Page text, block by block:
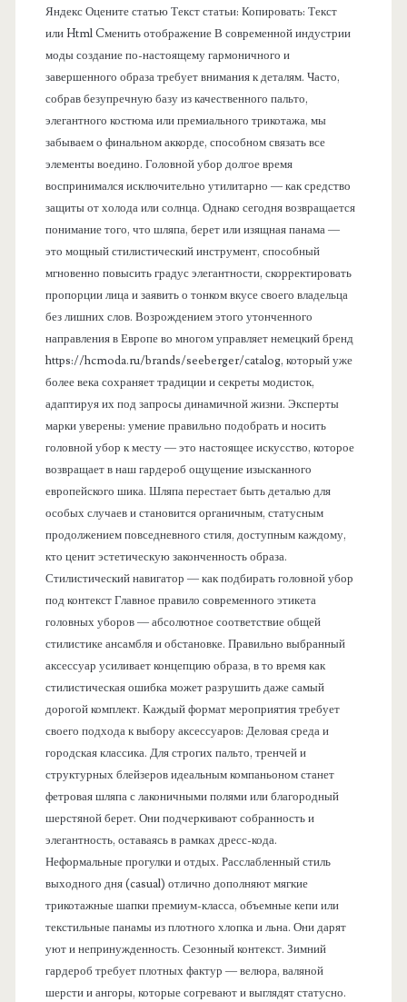
Яндекс Оцените статью Текст статьи: Копировать: Текст
или Html Cменить отображение В современной индустрии
моды создание по-настоящему гармоничного и
завершенного образа требует внимания к деталям. Часто,
собрав безупречную базу из качественного пальто,
элегантного костюма или премиального трикотажа, мы
забываем о финальном аккорде, способном связать все
элементы воедино. Головной убор долгое время
воспринимался исключительно утилитарно — как средство
защиты от холода или солнца. Однако сегодня возвращается
понимание того, что шляпа, берет или изящная панама —
это мощный стилистический инструмент, способный
мгновенно повысить градус элегантности, скорректировать
пропорции лица и заявить о тонком вкусе своего владельца
без лишних слов. Возрождением этого утонченного
направления в Европе во многом управляет немецкий бренд
https://hcmoda.ru/brands/seeberger/catalog, который уже
более века сохраняет традиции и секреты модисток,
адаптируя их под запросы динамичной жизни. Эксперты
марки уверены: умение правильно подобрать и носить
головной убор к месту — это настоящее искусство, которое
возвращает в наш гардероб ощущение изысканного
европейского шика. Шляпа перестает быть деталью для
особых случаев и становится органичным, статусным
продолжением повседневного стиля, доступным каждому,
кто ценит эстетическую законченность образа.
Стилистический навигатор — как подбирать головной убор
под контекст Главное правило современного этикета
головных уборов — абсолютное соответствие общей
стилистике ансамбля и обстановке. Правильно выбранный
аксессуар усиливает концепцию образа, в то время как
стилистическая ошибка может разрушить даже самый
дорогой комплект. Каждый формат мероприятия требует
своего подхода к выбору аксессуаров: Деловая среда и
городская классика. Для строгих пальто, тренчей и
структурных блейзеров идеальным компаньоном станет
фетровая шляпа с лаконичными полями или благородный
шерстяной берет. Они подчеркивают собранность и
элегантность, оставаясь в рамках дресс-кода.
Неформальные прогулки и отдых. Расслабленный стиль
выходного дня (casual) отлично дополняют мягкие
трикотажные шапки премиум-класса, объемные кепи или
текстильные панамы из плотного хлопка и льна. Они дарят
уют и непринужденность. Сезонный контекст. Зимний
гардероб требует плотных фактур — велюра, валяной
шерсти и ангоры, которые согревают и выглядят статусно.